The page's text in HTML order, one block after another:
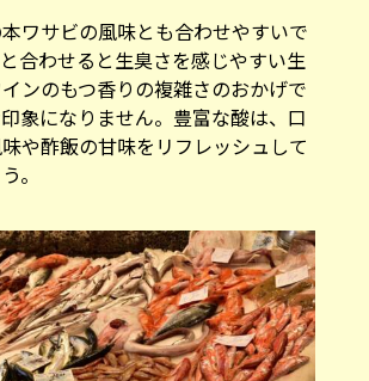
ワサビの風味とも合わせやすいで
合わせると生臭さを感じやすい生
ンのもつ香りの複雑さのおかげで
象になりません。豊富な酸は、口
や酢飯の甘味をリフレッシュして
。